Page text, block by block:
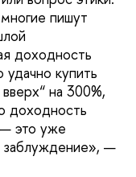
пишут
доходность
купить
на 300%,
доходность
это уже
заблуждение», —